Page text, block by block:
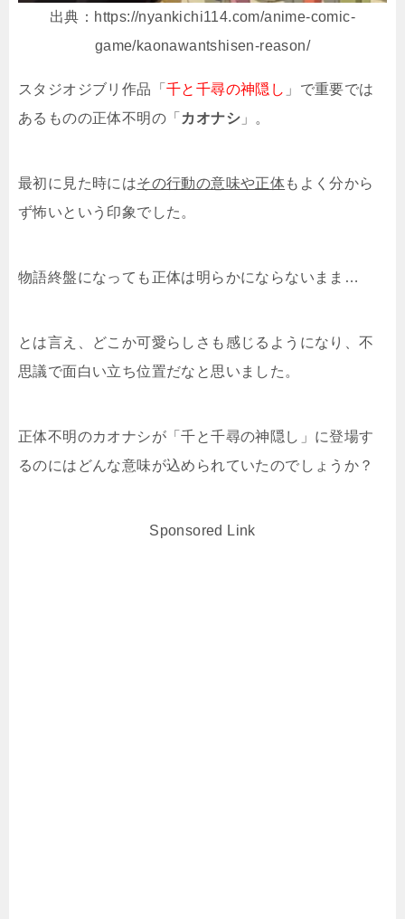
出典：https://nyankichi114.com/anime-comic-
game/kaonawantshisen-reason/
スタジオジブリ作品「 千と千尋の神隠し 」で重要では
あるものの正体不明の「 カオナシ 」。
最初に見た時にはその行動の意味や正体もよく分から
ず怖いという印象でした。
物語終盤になっても正体は明らかにならないまま…
とは言え、どこか可愛らしさも感じるようになり、不
思議で面白い立ち位置だなと思いました。
正体不明のカオナシが「千と千尋の神隠し」に登場す
るのにはどんな意味が込められていたのでしょうか？
Sponsored Link